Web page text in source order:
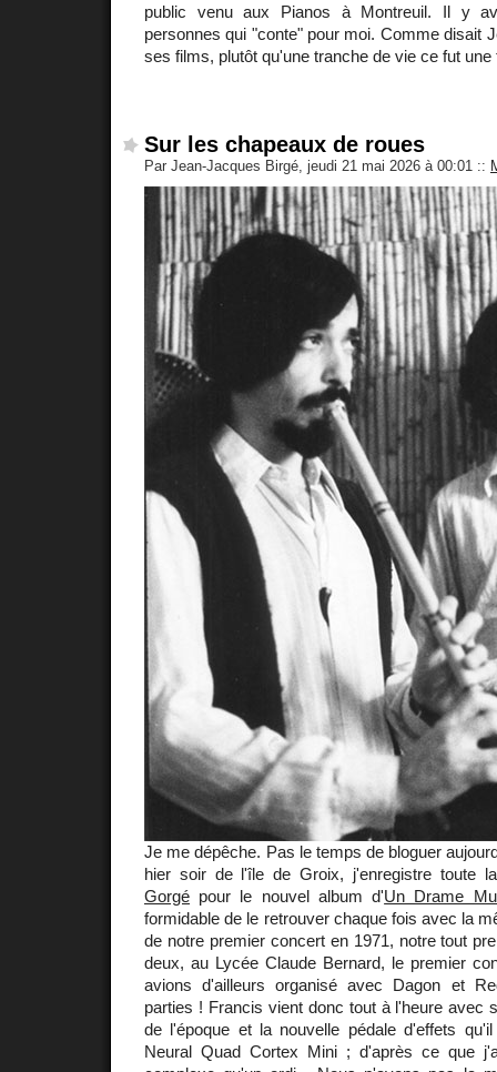
public venu aux Pianos à Montreuil. Il y
personnes qui "conte" pour moi. Comme disait
ses films, plutôt qu'une tranche de vie ce fut une
Sur les chapeaux de roues
Par Jean-Jacques Birgé, jeudi 21 mai 2026 à 00:01 ::
Je me dépêche. Pas le temps de bloguer
hier soir de l'île de Groix, j'enregistre toute
Gorgé pour le nouvel album d'Un Drame
formidable de le retrouver chaque fois avec la
de notre premier concert en 1971, notre tout
deux, au Lycée Claude Bernard, le premier
avions d'ailleurs organisé avec Dagon et
parties ! Francis vient donc tout à l'heure avec
de l'époque et la nouvelle pédale d'effets
Neural Quad Cortex Mini ; d'après ce que